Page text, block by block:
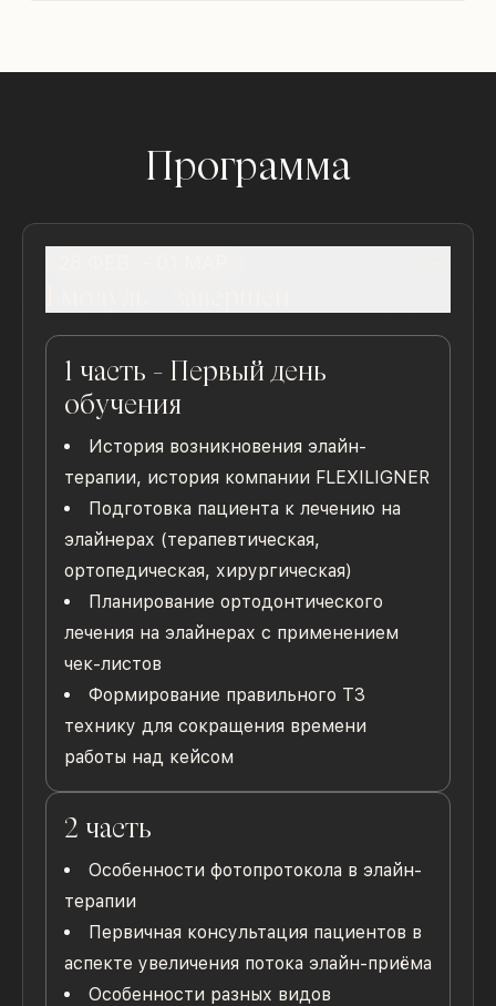
Программа
1 часть - Первый день
обучения
История возникновения элайн-
терапии, история компании FLEXILIGNER
Подготовка пациента к лечению на
элайнерах (терапевтическая,
ортопедическая, хирургическая)
Планирование ортодонтического
лечения на элайнерах с применением
чек-листов
Формирование правильного ТЗ
технику для сокращения времени
работы над кейсом
2 часть
Особенности фотопротокола в элайн-
терапии
Первичная консультация пациентов в
аспекте увеличения потока элайн-приёма
Особенности разных видов